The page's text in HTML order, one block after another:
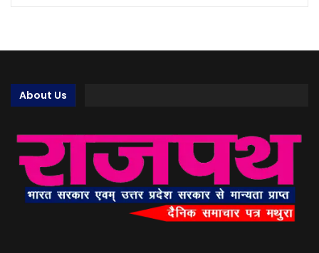
About Us